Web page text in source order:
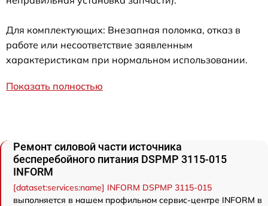
Для комплектующих: Внезапная поломка, отказ в
работе или несоответствие заявленным
характеристикам при нормальном использовании.
Показать полностью
Ремонт силовой части источника
бесперебойного питания DSPMP 3115-015
INFORM
[dataset:services:name] INFORM DSPMP 3115-015
выполняется в нашем профильном сервис-центре INFORM в